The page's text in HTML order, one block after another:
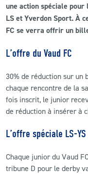
CLUB
CONTACT
ACTUALITÉS
LS E-SHOP
L’APP DU LS
MATCH DES CELEBRITES
PRESSE ET MEDIAS
une action spéciale
LS et Yverdon Sport. À
FC se verra offrir un
L’offre du Vaud FC
30% de réduction sur un
chaque rencontre de la
fois inscrit, le junior
de réduction à insérer à
L’offre spéciale LS-
Chaque junior du Vaud
tribune D pour le derby